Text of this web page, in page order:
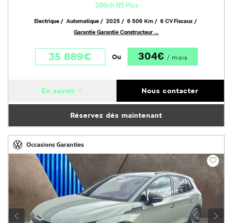
286ch 85 Plus
Electrique Automatique 2025 6 506 Km
6 CV Fiscaux
Garantie Garantie Constructeur ...
35 889€ Ou 304€ / mois
Réservez dés maintenant
En savoir Nous contacter